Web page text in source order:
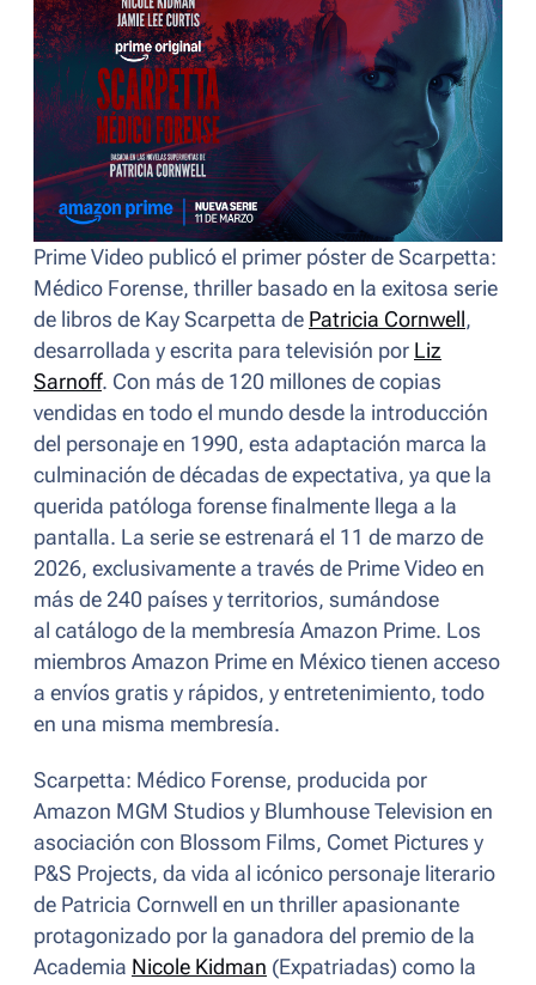
Prime Video publicó el primer póster de Scarpetta:
Médico Forense, thriller basado en la exitosa serie
de libros de Kay Scarpetta de Patricia Cornwell ,
desarrollada y escrita para televisión por Liz
Sarnoff. Con más de 120 millones de copias
vendidas en todo el mundo desde la introducción
del personaje en 1990, esta adaptación marca la
culminación de décadas de expectativa, ya que la
querida patóloga forense finalmente llega a la
pantalla. La serie se estrenará el 11 de marzo de
2026, exclusivamente a través de Prime Video en
más de 240 países y territorios, sumándose
al catálogo de la membresía Amazon Prime. Los
miembros Amazon Prime en México tienen acceso
a envíos gratis y rápidos, y entretenimiento, todo
en una misma membresía.
Scarpetta: Médico Forense, producida por
Amazon MGM Studios y Blumhouse Television en
asociación con Blossom Films, Comet Pictures y
P&S Projects, da vida al icónico personaje literario
de Patricia Cornwell en un thriller apasionante
protagonizado por la ganadora del premio de la
Academia Nicole Kidman (Expatriadas) como la